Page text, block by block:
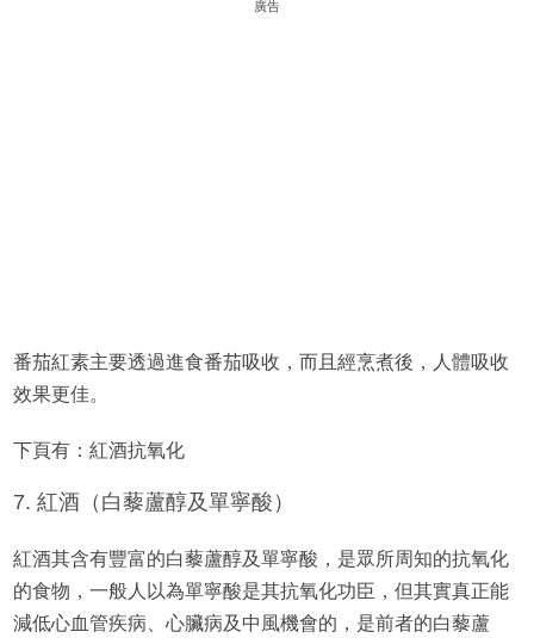
廣告
番茄紅素主要透過進食番茄吸收，而且經烹煮後，人體吸收
效果更佳。
下頁有：紅酒抗氧化
7. 紅酒（白藜蘆醇及單寧酸）
紅酒其含有豐富的白藜蘆醇及單寧酸，是眾所周知的抗氧化
的食物，一般人以為單寧酸是其抗氧化功臣，但其實真正能
減低心血管疾病、心臟病及中風機會的，是前者的白藜蘆